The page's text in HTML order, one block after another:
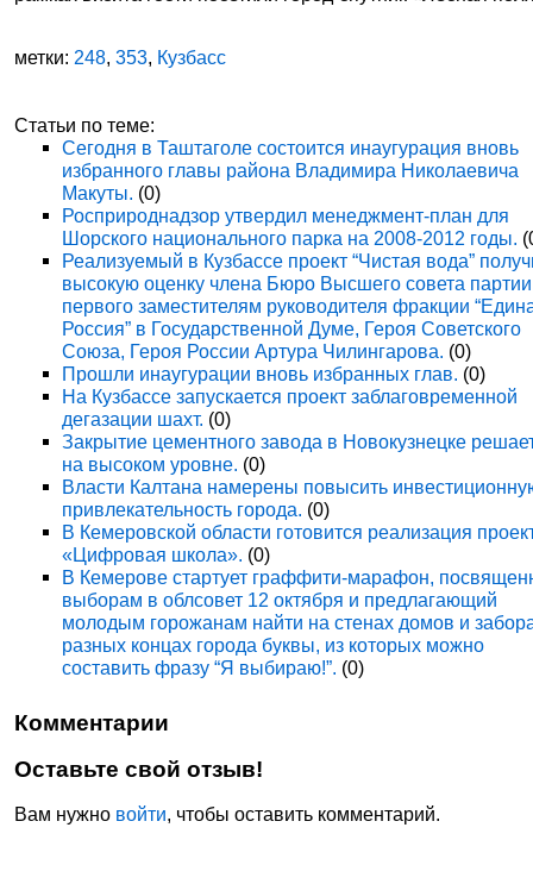
метки: 248,353, Кузбасс
Статьи по теме:
Сегодня в Таштаголе состоится инаугурация вновь
избранного главы района Владимира Николаевича
Макуты. (0)
Росприроднадзор утвердил менеджмент-план для
Шорского национального парка на 2008-2012 годы.
Реализуемый в Кузбассе проект “Чистая вода”
высокую оценку члена Бюро Высшего совета
первого заместителям руководителя фракции
Россия” в Государственной Думе, Героя Советского
Союза, Героя России Артура Чилингарова. (0)
Прошли инаугурации вновь избранных глав. (0)
На Кузбассе запускается проект заблаговременной
дегазации шахт. (0)
Закрытие цементного завода в Новокузнецке
на высоком уровне. (0)
Власти Калтана намерены повысить
привлекательность города. (0)
В Кемеровской области готовится реализация
«Цифровая школа». (0)
В Кемерове стартует граффити-марафон,
выборам в облсовет 12 октября и предлагающий
молодым горожанам найти на стенах домов и
разных концах города буквы, из которых можно
составить фразу “Я выбираю!”. (0)
Комментарии
Оставьте свой отзыв!
Вам нужно войти, чтобы оставить комментарий.